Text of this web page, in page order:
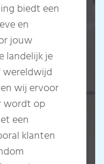
biedt een
en
jouw
landelijk je
wij ervoor
wordt op
een
klanten